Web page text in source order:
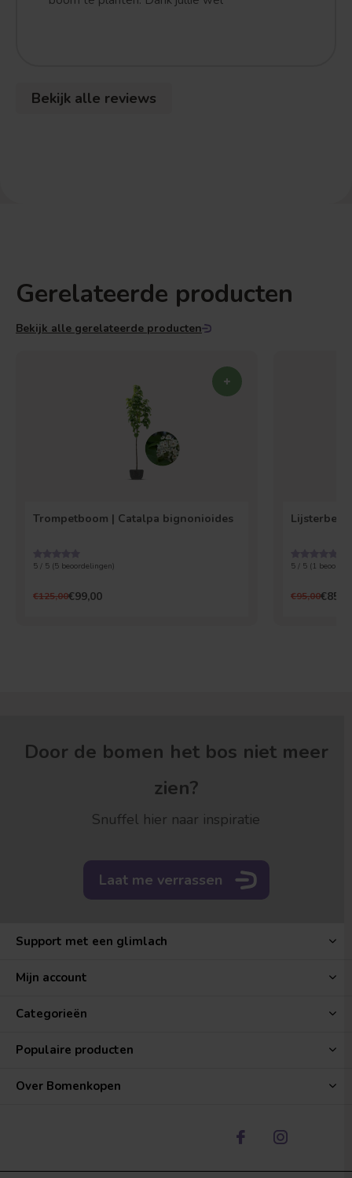
Bekijk alle reviews
Gerelateerde producten
Bekijk alle gerelateerde producten
Trompetboom | Catalpa bignonioides
5 / 5 (5 beoordelingen)
€125,00€99,00
Lijsterbes
5 / 5 (1
€95,00
Door de bomen het bos niet meer
zien?
Snuffel hier naar inspiratie
Laat me verrassen
Support met een glimlach
Mijn account
Categorieën
Populaire producten
Over Bomenkopen